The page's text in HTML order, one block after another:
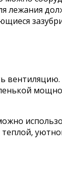
теплой,